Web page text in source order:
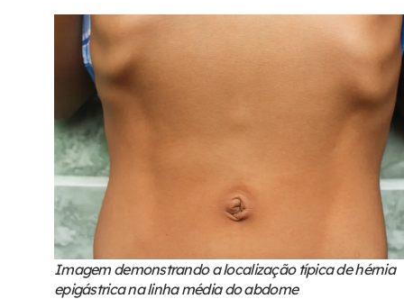
Imagem demonstrando a localização típica de hérnia
epigástrica na linha média do abdome